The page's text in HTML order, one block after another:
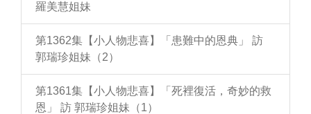
羅美慧姐妹
第1362集【小人物悲喜】「患難中的恩典」 訪
郭瑞珍姐妹（2）
第1361集【小人物悲喜】「死裡復活，奇妙的救
恩」 訪 郭瑞珍姐妹（1）